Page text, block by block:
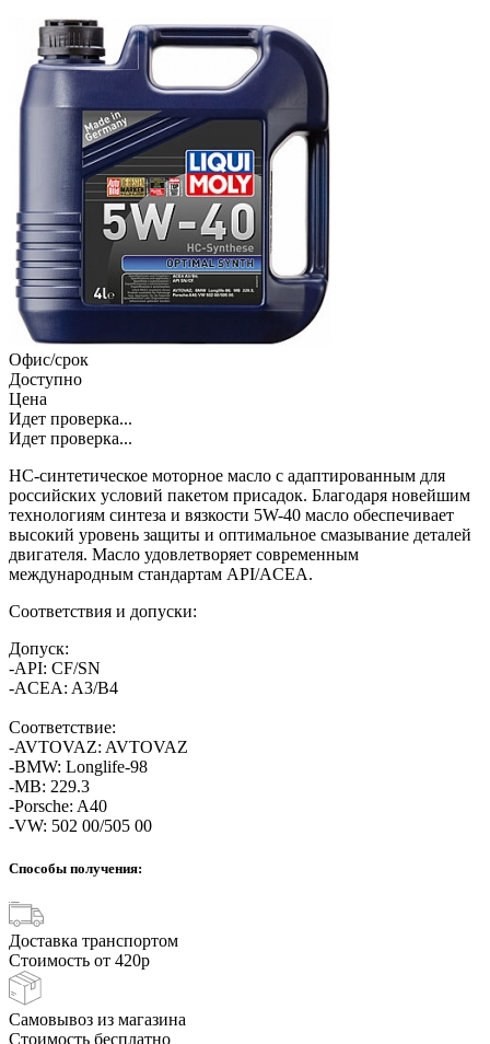
Офис/срок
Доступно
Цена
Идет проверка...
Идет проверка...
HC-синтетическое моторное масло с адаптированным для
российских условий пакетом присадок. Благодаря новейшим
технологиям синтеза и вязкости 5W-40 масло обеспечивает
высокий уровень защиты и оптимальное смазывание деталей
двигателя. Масло удовлетворяет современным
международным стандартам API/ACEA.
Соответствия и допуски:
Допуск:
-API: CF/SN
-ACEA: A3/B4
Соответствие:
-AVTOVAZ: AVTOVAZ
-BMW: Longlife-98
-MB: 229.3
-Porsche: A40
-VW: 502 00/505 00
Способы получения:
Доставка транспортом
Стоимость от 420р
Самовывоз из магазина
Стоимость бесплатно